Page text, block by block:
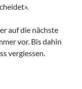
auf die nächste
vor. Bis dahin
vergiessen.